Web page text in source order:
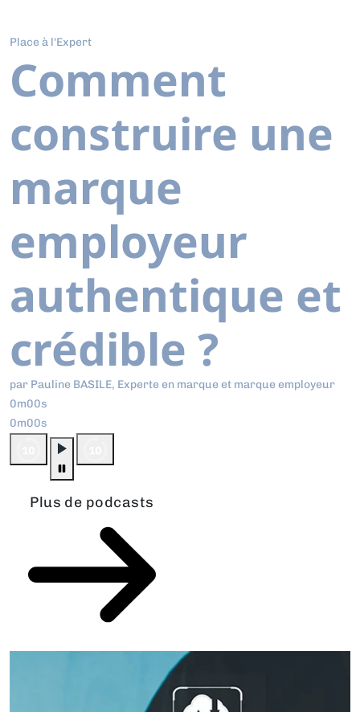
Place à l'Expert
Comment
construire une
marque
employeur
authentique et
crédible ?
par Pauline BASILE, Experte en marque et marque employeur
0m00s
0m00s
Plus de podcasts